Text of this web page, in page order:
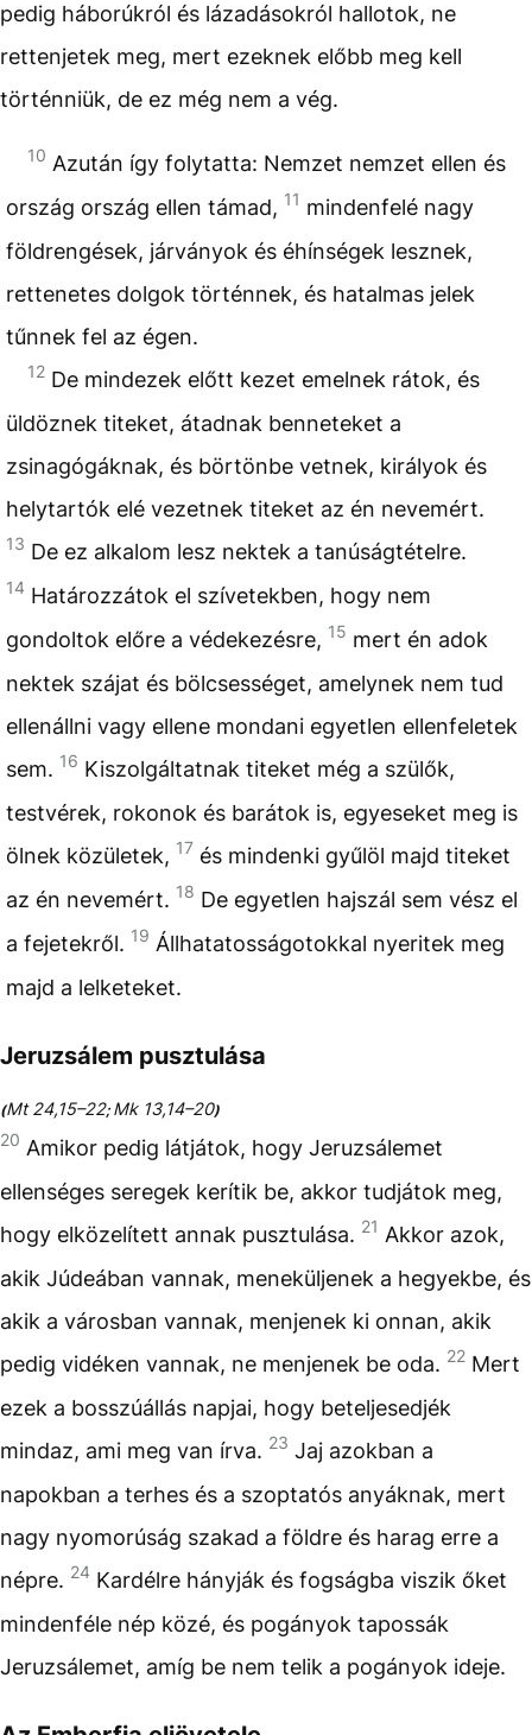
pedig háborúkról és lázadásokról hallotok, ne
rettenjetek meg, mert ezeknek előbb meg kell
történniük, de ez még nem a vég.
10 Azután így folytatta: Nemzet nemzet ellen és
ország ország ellen támad, 11 mindenfelé nagy
földrengések, járványok és éhínségek lesznek,
rettenetes dolgok történnek, és hatalmas jelek
tűnnek fel az égen.
12 De mindezek előtt kezet emelnek rátok, és
üldöznek titeket, átadnak benneteket a
zsinagógáknak, és börtönbe vetnek, királyok és
helytartók elé vezetnek titeket az én nevemért.
13 De ez alkalom lesz nektek a tanúságtételre.
14 Határozzátok el szívetekben, hogy nem
gondoltok előre a védekezésre, 15 mert én adok
nektek szájat és bölcsességet, amelynek nem tud
ellenállni vagy ellene mondani egyetlen ellenfeletek
sem. 16 Kiszolgáltatnak titeket még a szülők,
testvérek, rokonok és barátok is, egyeseket meg is
ölnek közületek, 17 és mindenki gyűlöl majd titeket
az én nevemért. 18 De egyetlen hajszál sem vész el
a fejetekről. 19 Állhatatosságotokkal nyeritek meg
majd a lelketeket.
Jeruzsálem pusztulása
(Mt 24,15–22;Mk 13,14–20)
20 Amikor pedig látjátok, hogy Jeruzsálemet
ellenséges seregek kerítik be, akkor tudjátok meg,
hogy elközelített annak pusztulása. 21 Akkor azok,
akik Júdeában vannak, meneküljenek a hegyekbe, és
akik a városban vannak, menjenek ki onnan, akik
pedig vidéken vannak, ne menjenek be oda. 22 Mert
ezek a bosszúállás napjai, hogy beteljesedjék
mindaz, ami meg van írva. 23 Jaj azokban a
napokban a terhes és a szoptatós anyáknak, mert
nagy nyomorúság szakad a földre és harag erre a
népre. 24 Kardélre hányják és fogságba viszik őket
mindenféle nép közé, és pogányok tapossák
Jeruzsálemet, amíg be nem telik a pogányok ideje.